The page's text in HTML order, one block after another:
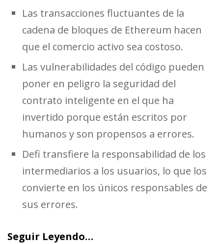
Las transacciones fluctuantes de la
cadena de bloques de Ethereum hacen
que el comercio activo sea costoso.
Las vulnerabilidades del código pueden
poner en peligro la seguridad del
contrato inteligente en el que ha
invertido porque están escritos por
humanos y son propensos a errores.
Defi transfiere la responsabilidad de los
intermediarios a los usuarios, lo que los
convierte en los únicos responsables de
sus errores.
Seguir Leyendo…